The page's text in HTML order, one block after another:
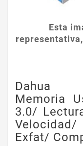
Esta
Dahua
Memoria
3.0/
Velocidad/
Exfat/